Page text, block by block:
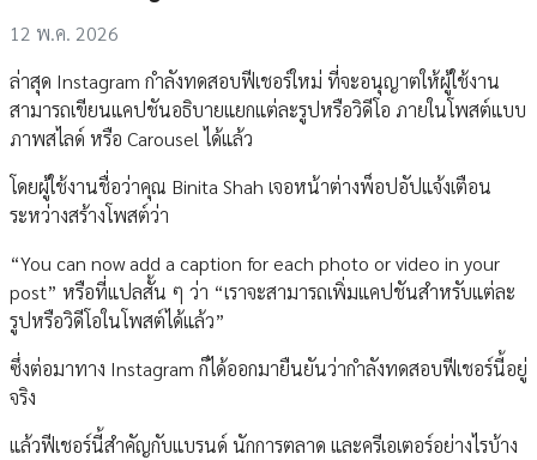
12 พ.ค. 2026
ล่าสุด Instagram กำลังทดสอบฟีเชอร์ใหม่ ที่จะอนุญาตให้ผู้ใช้งาน
สามารถเขียนแคปชันอธิบายแยกแต่ละรูปหรือวิดีโอ ภายในโพสต์แบบ
ภาพสไลด์ หรือ Carousel ได้แล้ว
โดยผู้ใช้งานชื่อว่าคุณ Binita Shah เจอหน้าต่างพ็อปอัปแจ้งเตือน
ระหว่างสร้างโพสต์ว่า
“You can now add a caption for each photo or video in your
post” หรือที่แปลสั้น ๆ ว่า “เราจะสามารถเพิ่มแคปชันสำหรับแต่ละ
รูปหรือวิดีโอในโพสต์ได้แล้ว”
ซึ่งต่อมาทาง Instagram ก็ได้ออกมายืนยันว่ากำลังทดสอบฟีเชอร์นี้อยู่
จริง
แล้วฟีเชอร์นี้สำคัญกับแบรนด์ นักการตลาด และครีเอเตอร์อย่างไรบ้าง